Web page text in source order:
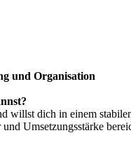
und Organisation
willst dich in einem
Umsetzungsstärke